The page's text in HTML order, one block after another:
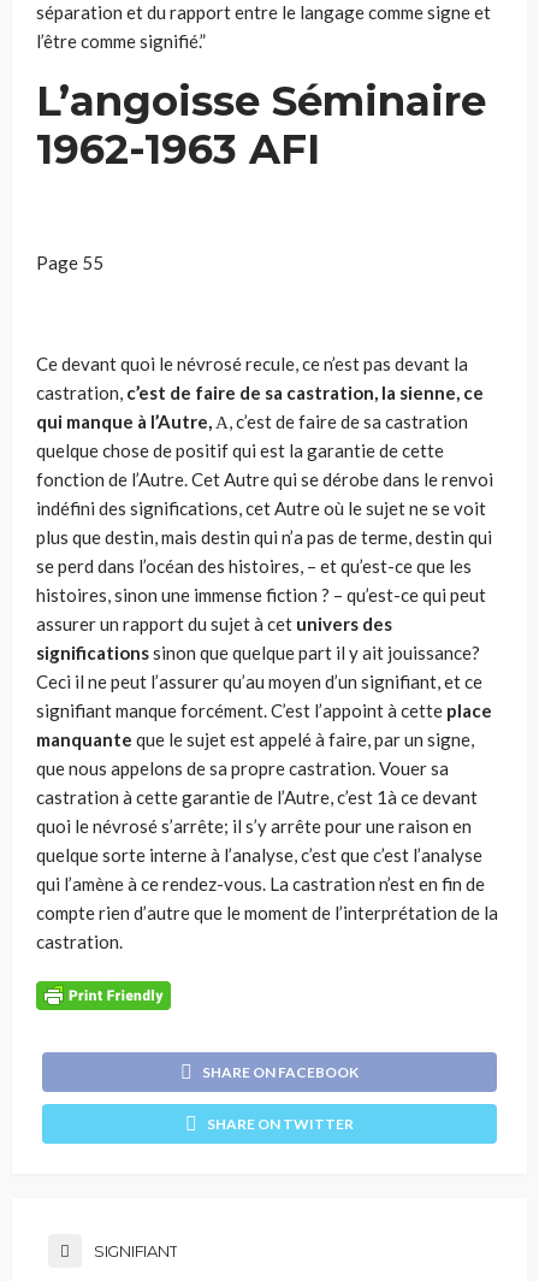
séparation et du rapport entre le langage comme signe et
l’être comme signifié.”
L’angoisse Séminaire
1962-1963 AFI
Page 55
Ce devant quoi le névrosé recule, ce n’est pas devant la
castration, c’est de faire de sa castration, la sienne, ce
qui manque à l’Autre, Α, c’est de faire de sa castration
quelque chose de positif qui est la garantie de cette
fonction de l’Autre. Cet Autre qui se dérobe dans le renvoi
indéfini des significa­tions, cet Autre où le sujet ne se voit
plus que destin, mais destin qui n’a pas de terme, destin qui
se perd dans l’océan des histoires, – et qu’est-ce que les
histoires, sinon une immense fiction ? – qu’est-ce qui peut
assurer un rapport du sujet à cet univers des
significationssinon que quelque part il y ait jouissance?
Ceci il ne peut l’assurer qu’au moyen d’un signifiant, et ce
signifiant manque forcément. C’est l’appoint à cette place
manquante que le sujet est appelé à faire, par un signe,
que nous appelons de sa propre castra­tion. Vouer sa
castration à cette garantie de l’Autre, c’est 1à ce devant
quoi le névrosé s’arrête; il s’y arrête pour une raison en
quelque sorte interne à l’analyse, c’est que c’est l’analyse
qui l’amène à ce rendez-vous. La castra­tion n’est en fin de
compte rien d’autre que le moment de l’interprétation de la
castration.
SHARE ON FACEBOOK
SHARE ON TWITTER
SIGNIFIANT